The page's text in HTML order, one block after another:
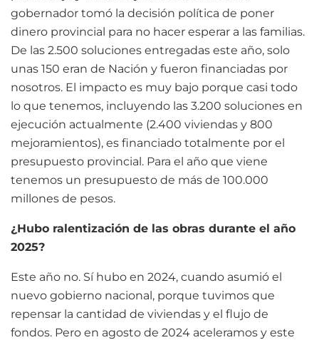
gobernador tomó la decisión política de poner
dinero provincial para no hacer esperar a las familias.
De las 2.500 soluciones entregadas este año, solo
unas 150 eran de Nación y fueron financiadas por
nosotros. El impacto es muy bajo porque casi todo
lo que tenemos, incluyendo las 3.200 soluciones en
ejecución actualmente (2.400 viviendas y 800
mejoramientos), es financiado totalmente por el
presupuesto provincial. Para el año que viene
tenemos un presupuesto de más de 100.000
millones de pesos.
¿Hubo ralentización de las obras durante el año
2025?
Este año no. Sí hubo en 2024, cuando asumió el
nuevo gobierno nacional, porque tuvimos que
repensar la cantidad de viviendas y el flujo de
fondos. Pero en agosto de 2024 aceleramos y este